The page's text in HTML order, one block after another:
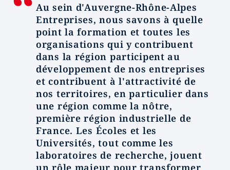
Au sein d'Auvergne-Rhône-Alpes
Entreprises, nous savons à quelle
point la formation et toutes les
organisations qui y contribuent
dans la région participent au
développement de nos entreprises
et contribuent à l'attractivité de
nos territoires, en particulier dans
une région comme la nôtre,
première région industrielle de
France. Les Écoles et les
Universités, tout comme les
laboratoires de recherche, jouent
un rôle majeur pour transformer